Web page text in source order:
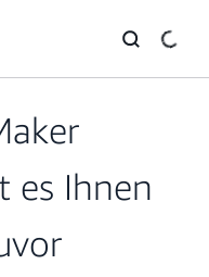
es Ihnen